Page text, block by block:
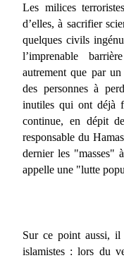
Les milices
d’elles, à sacrifier
quelques civils
l’imprenable
autrement que par
des personnes à
inutiles qui ont déjà
continue, en dépit
responsable du
dernier les "masses"
appelle une "lutte
Sur ce point aussi, il
islamistes : lors du